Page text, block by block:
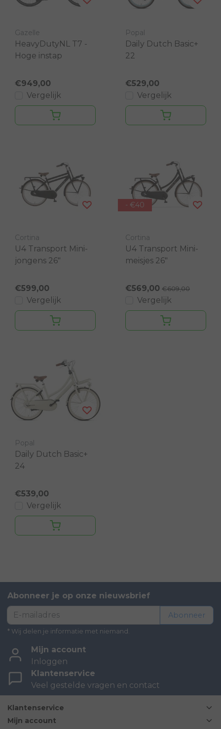
Gazelle
HeavyDutyNL T7 -
Hoge instap
€949,00
Vergelijk
Popal
Daily Dutch Basic+
22
€529,00
Vergelijk
Cortina
U4 Transport Mini-
jongens 26"
€599,00
Vergelijk
- €40
Cortina
U4 Transport Mini-
meisjes 26"
€569,00 €609,00
Vergelijk
Popal
Daily Dutch Basic+
24
€539,00
Vergelijk
Abonneer je op onze nieuwsbrief
Abonneer
* Wij delen je informatie met niemand.
Mijn account
Inloggen
Klantenservice
Veel gestelde vragen en contact
Klantenservice
Mijn account